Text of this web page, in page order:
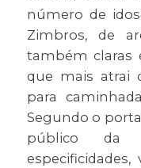
número de
Zimbros, de
também claras
que mais atrai
para
Segundo o
público da